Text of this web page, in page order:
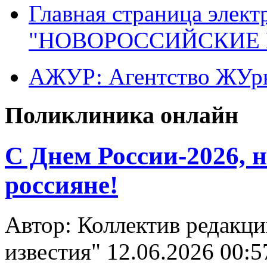
Главная страница
"НОВОРОССИЙСКИЕ
АЖУР: Агентство
Поликлиника онлайн
C Днем России-2026,
россияне!
Автор: Коллектив
известия" 12.06.2026